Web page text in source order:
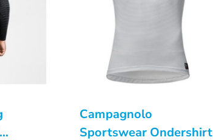
Campagnolo
Sportswear Ondershirt